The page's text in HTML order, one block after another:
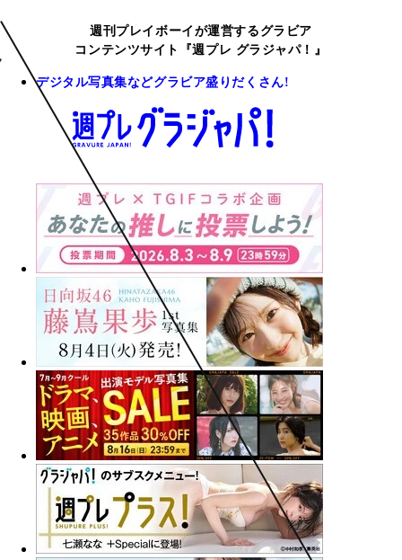
週刊プレイボーイが運営するグラビア
コンテンツサイト『週プレ グラジャパ！』
デジタル写真集などグラビア盛りだくさん!